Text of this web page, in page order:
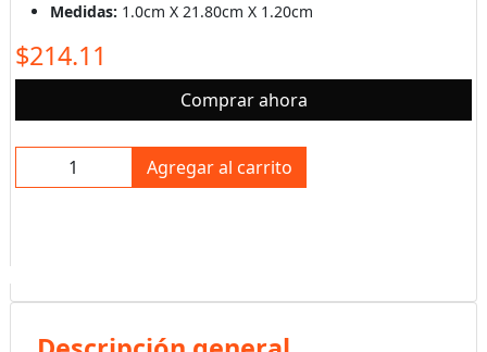
Medidas: 1.0cm X 21.80cm X 1.20cm
$214.11
Comprar ahora
Agregar al carrito